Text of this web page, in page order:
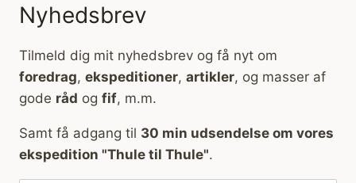
Nyhedsbrev
Tilmeld dig mit nyhedsbrev og få nyt om
foredrag, ekspeditioner, artikler, og masser af
gode råd og fif, m.m.
Samt få adgang til 30 min udsendelse om vores
ekspedition "Thule til Thule".